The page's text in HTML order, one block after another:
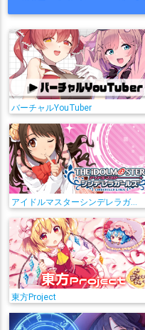
バーチャルYouTuber
アイドルマスターシンデレラガールズ
東方Project